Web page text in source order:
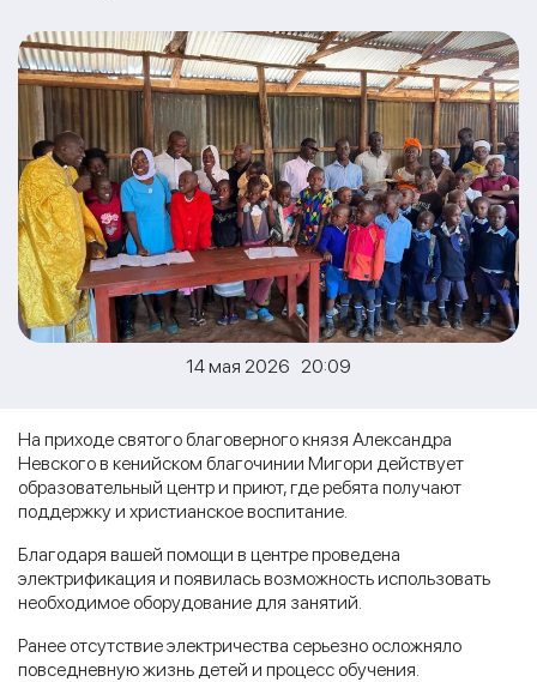
14 мая 2026 20:09
На приходе святого благоверного князя Александра
Невского в кенийском благочинии Мигори действует
образовательный центр и приют, где ребята получают
поддержку и христианское воспитание.
Благодаря вашей помощи в центре проведена
электрификация и появилась возможность использовать
необходимое оборудование для занятий.
Ранее отсутствие электричества серьезно осложняло
повседневную жизнь детей и процесс обучения.